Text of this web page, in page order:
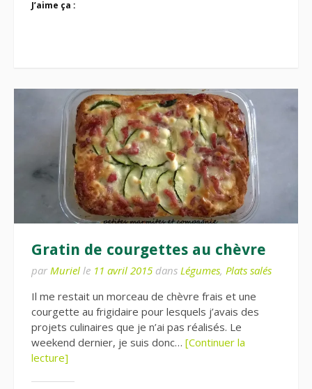
J’aime ça :
Gratin de courgettes au chèvre
par Muriel le 11 avril 2015 dans Légumes, Plats salés
Il me restait un morceau de chèvre frais et une
courgette au frigidaire pour lesquels j’avais des
projets culinaires que je n’ai pas réalisés. Le
weekend dernier, je suis donc… [Continuer la
lecture]